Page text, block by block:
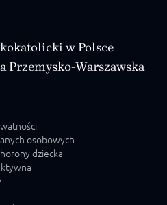
w Polsce
Przemysko-Warszawska
osobowych
dziecka